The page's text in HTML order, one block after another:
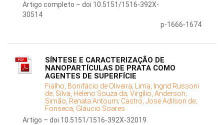
Artigo completo – doi 10.5151/1516-392X-
30514
p-1666-1674
SÍNTESE E CARACTERIZAÇÃO DE
NANOPARTÍCULAS DE PRATA COMO
AGENTES DE SUPERFÍCIE
Fialho, Bonifácio de Oliveira; Lima, Ingrid Russoni
de; Silva, Heleno Souza da; Virgílio, Anderson;
Simão, Renata Antoum; Castro, José Adilson de;
Fonseca, Gláucio Soares
Artigo – doi 10.5151/1516-392X-32019